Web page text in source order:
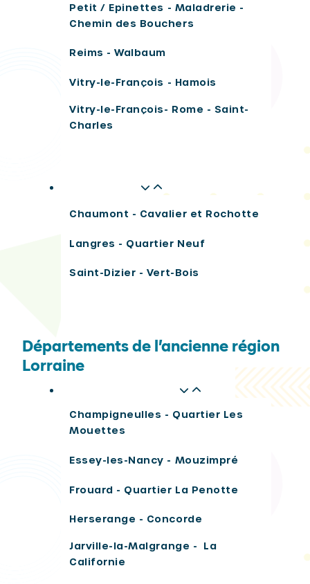
Petit / Epinettes - Maladrerie -
Chemin des Bouchers
Reims - Walbaum
Vitry-le-François - Hamois
Vitry-le-François- Rome - Saint-
Charles
Chaumont - Cavalier et Rochotte
Langres - Quartier Neuf
Saint-Dizier - Vert-Bois
Départements de l’ancienne région
Lorraine
Champigneulles - Quartier Les
Mouettes
Essey-les-Nancy - Mouzimpré
Frouard - Quartier La Penotte
Herserange - Concorde
Jarville-la-Malgrange - La
Californie